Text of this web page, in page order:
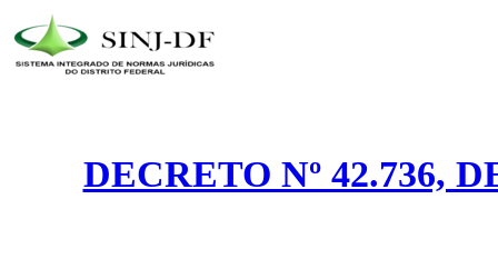
DECRETO Nº 42.736,